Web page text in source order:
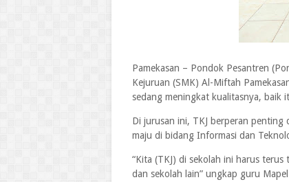
Pamekasan – Pondok Pesantren
Kejuruan (SMK) Al-Miftah
sedang meningkat kualitasnya, baik
Di jurusan ini, TKJ berperan penting
maju di bidang Informasi dan
“Kita (TKJ) di sekolah ini harus
dan sekolah lain” ungkap guru